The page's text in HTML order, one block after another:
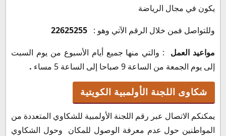
يكون في مجال الرياضة
وللتواصل فمن خلال الرقم الآتي وهو : 22625255
مواعيد العمل : والتي منها جميع أيام الأسبوع من يوم السبت
إلى يوم الجمعة من الساعة 9 صباحا إلى الساعة 5 مساء
.
شكاوى اللجنة الأولمبية الكويتية
يمكنكم الاتصال عبر رقم اللجنة الأولمبية للشكاوي المتعددة من
المواطنين حول عدم معرفة الوصول للمكان وحول الشكاوي